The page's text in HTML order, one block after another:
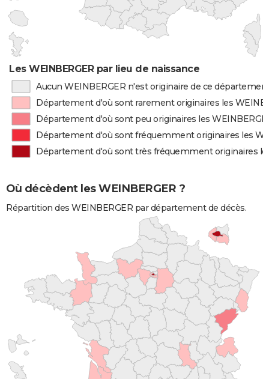
Les WEINBERGER par lieu de naissance
Aucun WEINBERGER n'est originaire de ce
Département d'où sont rarement originaires les
Département d'où sont peu originaires les
Département d'où sont fréquemment originaires les
Département d'où sont très fréquemment originaires
Où décèdent les WEINBERGER ?
Répartition des WEINBERGER par département de décès.